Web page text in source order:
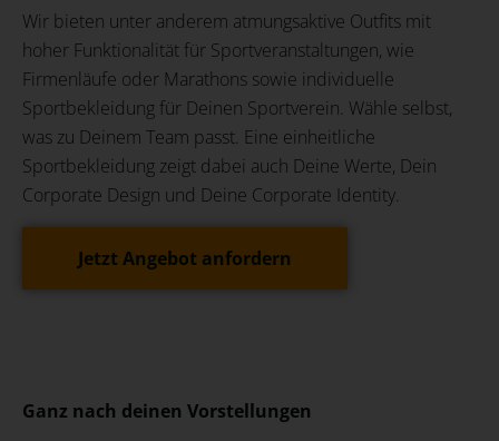
Wir bieten unter anderem atmungsaktive Outfits mit
hoher Funktionalität für Sportveranstaltungen, wie
Firmenläufe oder Marathons sowie individuelle
Sportbekleidung für Deinen Sportverein. Wähle selbst,
was zu Deinem Team passt. Eine einheitliche
Sportbekleidung zeigt dabei auch Deine Werte, Dein
Corporate Design und Deine Corporate Identity.
Jetzt Angebot anfordern
Ganz nach deinen Vorstellungen